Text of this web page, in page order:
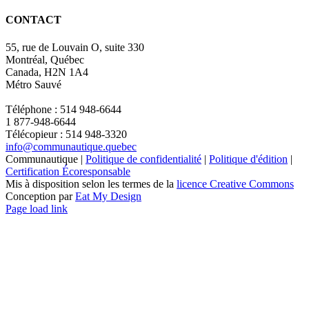
CONTACT
55, rue de Louvain O, suite 330
Montréal, Québec
Canada, H2N 1A4
Métro Sauvé
Téléphone : 514 948-6644
1 877-948-6644
Télécopieur : 514 948-3320
info@communautique.quebec
Communautique | Politique de confidentialité | Politique d'édition |
Certification Écoresponsable
Mis à disposition selon les termes de la licence Creative Commons
Conception parEat My Design
Facebook
YouTube
LinkedIn
Email
Page load link